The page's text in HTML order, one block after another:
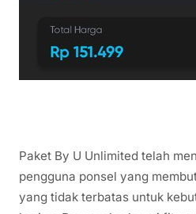
Paket By U Unlimited telah
pengguna ponsel yang
yang tidak terbatas untuk